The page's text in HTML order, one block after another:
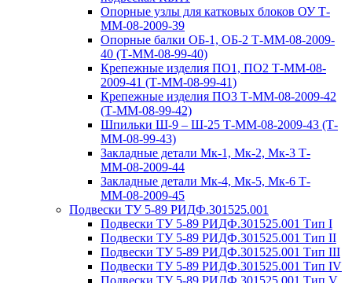
Опорные узлы для катковых блоков ОУ Т-
ММ-08-2009-39
Опорные балки ОБ-1, ОБ-2 Т-ММ-08-2009-
40 (Т-ММ-08-99-40)
Крепежные изделия ПО1, ПО2 Т-ММ-08-
2009-41 (Т-ММ-08-99-41)
Крепежные изделия ПО3 Т-ММ-08-2009-42
(Т-ММ-08-99-42)
Шпильки Ш-9 – Ш-25 Т-ММ-08-2009-43 (Т-
ММ-08-99-43)
Закладные детали Мк-1, Мк-2, Мк-3 Т-
ММ-08-2009-44
Закладные детали Мк-4, Мк-5, Мк-6 Т-
ММ-08-2009-45
Подвески ТУ 5-89 РИДФ.301525.001
Подвески ТУ 5-89 РИДФ.301525.001 Тип I
Подвески ТУ 5-89 РИДФ.301525.001 Тип II
Подвески ТУ 5-89 РИДФ.301525.001 Тип III
Подвески ТУ 5-89 РИДФ.301525.001 Тип IV
Подвески ТУ 5-89 РИДФ.301525.001 Тип V